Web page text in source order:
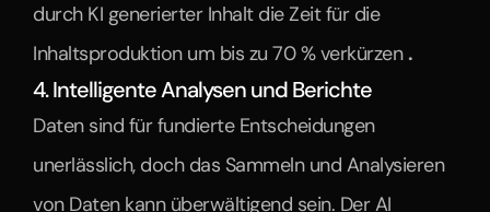
durch KI generierter Inhalt die Zeit für die
Inhaltsproduktion um bis zu 70 % verkürzen .
4. Intelligente Analysen und Berichte
Daten sind für fundierte Entscheidungen
unerlässlich, doch das Sammeln und Analysieren
von Daten kann überwältigend sein. Der AI